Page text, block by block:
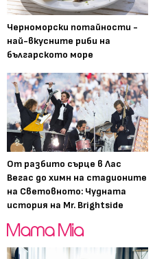
Черноморски потайности -
най-вкусните риби на
българското море
От разбито сърце в Лас
Вегас до химн на стадионите
на Световното: Чудната
история на Mr. Brightside